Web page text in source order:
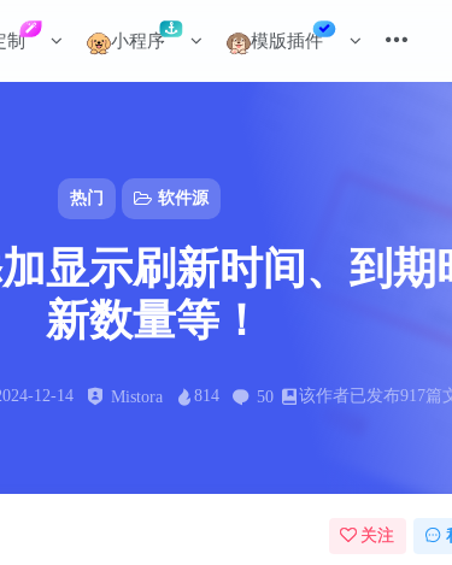
热门 软件源
显示刷新时间、到
新数量等！
12-14 Mistora 814 50 该作者已发布917篇
制 小程序 模版插件
关注